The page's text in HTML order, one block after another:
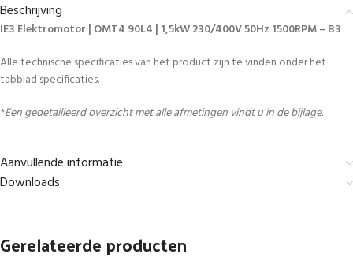
Beschrijving
IE3 Elektromotor | OMT4 90L4 | 1,5kW 230/400V 50Hz 1500RPM – B3
Alle technische specificaties van het product zijn te vinden onder het
tabblad specificaties.
*Een gedetailleerd overzicht met alle afmetingen vindt u in de bijlage.
Aanvullende informatie
Downloads
Gerelateerde producten